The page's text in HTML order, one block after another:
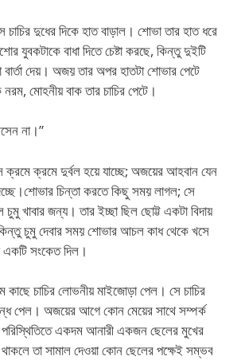
চাচির দুধের দিকে হাত বাড়াল। শোভা তার হাত ধরে
যুবকটাকে বাধা দিতে চেষ্টা করছে, কিন্তু দুইটি
বার্তা দেয়। অজয় তার অপর হাতটা শোভার পেটে
মোহনীয় বাক তার চাচির পেটে।
না।”
ক্রমে ক্রমে দুর্বল হয়ে যাচ্ছে; অজয়ের আহবান যেন
চিন্তা করতে কিছু সময় লাগল; সে
খাবার জন্য। তার ইচ্ছা ছিল ছোট্ট একটা বিদায়
চুমু দেবার সময় শোভার আচল কাধ থেকে খসে
সংকেত দিল।
চাচির লোভনীয় মাইজোড়া পেল। সে চাচির
গন্ধ পেল। অজয়ের আগে কোন মেয়ের সাথে সম্পর্ক
একদম আনারী একজন ছেলের মুখের
তা সামাল দেওয়া কোন ছেলের পক্ষেই সম্ভব